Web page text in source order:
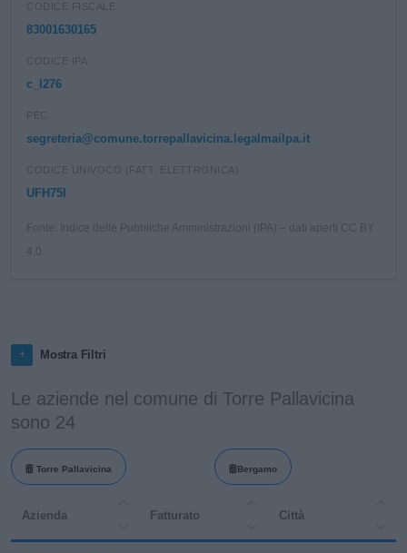
CODICE FISCALE
83001630165
CODICE IPA
c_l276
PEC
segreteria@comune.torrepallavicina.legalmailpa.it
CODICE UNIVOCO (FATT. ELETTRONICA)
UFH75I
Fonte: Indice delle Pubbliche Amministrazioni (IPA) – dati aperti CC BY
Mostra Filtri
Le aziende nel comune di Torre Pallavicina
sono 24
Torre Pallavicina Bergamo
Azienda Fatturato Città